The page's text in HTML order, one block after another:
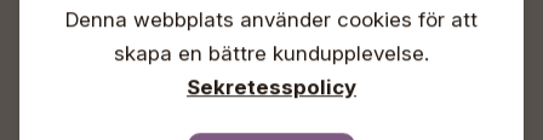
+358 50 388 9592
info(a)sunds.fi
Denna webbplats använder cookies för att
skapa en bättre kundupplevelse.
Sekretesspolicy